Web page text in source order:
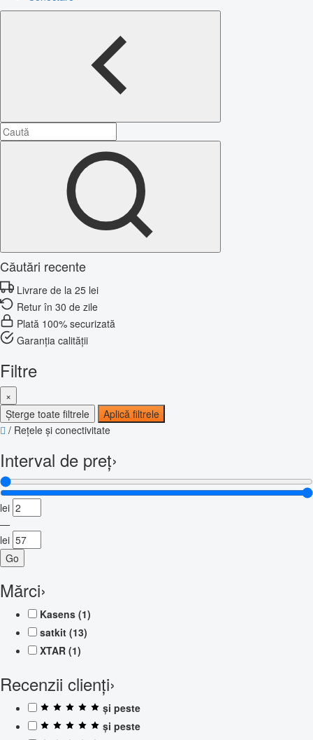
Căutări recente
Livrare de la 25 lei
Retur în 30 de zile
Plată 100% securizată
Garanția calității
Filtre
×
Șterge toate filtrele
Aplică filtrele
/ Rețele și conectivitate
Interval de preț›
lei
—
lei
Go
Mărci›
Kasens (1)
satkit (13)
XTAR (1)
Recenzii clienți›
și peste
și peste